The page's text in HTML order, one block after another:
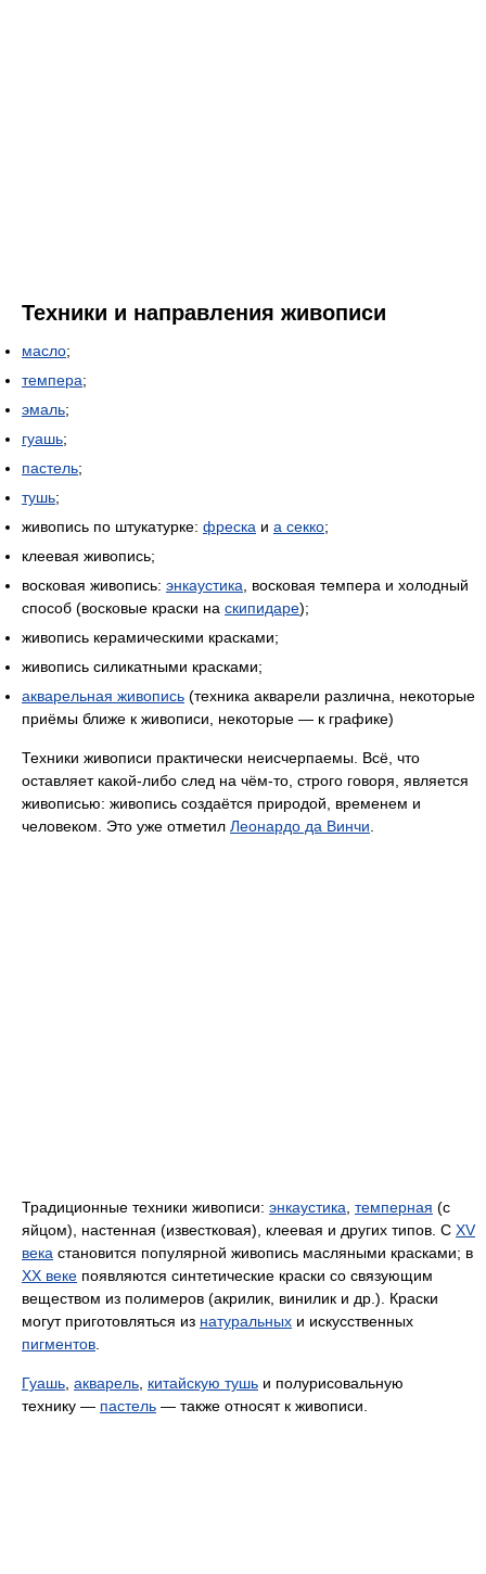
Техники и направления живописи
масло;
темпера;
эмаль;
гуашь;
пастель;
тушь;
живопись по штукатурке: фреска и а секко;
клеевая живопись;
восковая живопись: энкаустика , восковая темпера и холодный
способ (восковые краски на скипидаре);
живопись керамическими красками;
живопись силикатными красками;
акварельная живопись (техника акварели различна, некоторые
приёмы ближе к живописи, некоторые — к графике)
Техники живописи практически неисчерпаемы. Всё, что
оставляет какой-либо след на чём-то, строго говоря, является
живописью: живопись создаётся природой, временем и
человеком. Это уже отметил Леонардо да Винчи
Традиционные техники живописи: энкаустика темперная (с
яйцом), настенная (известковая), клеевая и других типов. С XV
века становится популярной живопись масляными красками; в
XX веке появляются синтетические краски со связующим
веществом из полимеров (акрилик, винилик и др.). Краски
могут приготовляться из натуральных и искусственных
пигментов
Гуашь акварель китайскую тушь и полурисовальную
технику — пастель — также относят к живописи.